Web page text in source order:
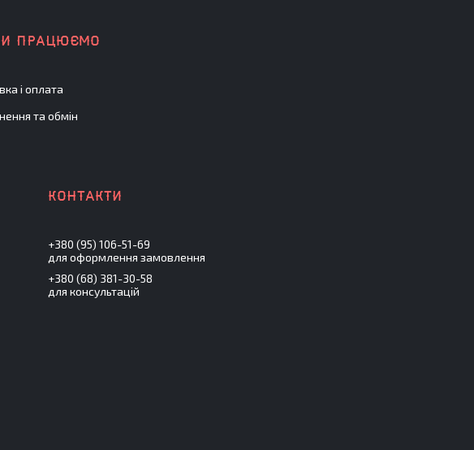
ПРАЦЮЄМО
і оплата
та обмін
+380 (95) 106-51-69
для оформлення замовлення
+380 (68) 381-30-58
для консультацій